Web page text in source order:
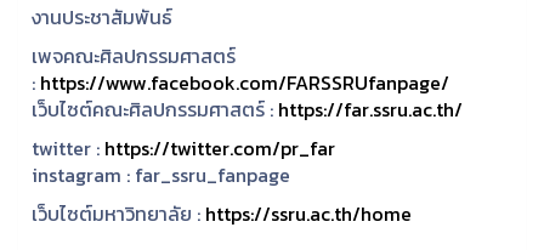
งานประชาสัมพันธ์
เพจคณะศิลปกรรมศาสตร์
: https://www.facebook.com/FARSSRUfanpage/
เว็บไซต์คณะศิลปกรรมศาสตร์ : https://far.ssru.ac.th/
twitter : https://twitter.com/pr_far
instagram : far_ssru_fanpage
เว็บไซต์มหาวิทยาลัย : https://ssru.ac.th/home